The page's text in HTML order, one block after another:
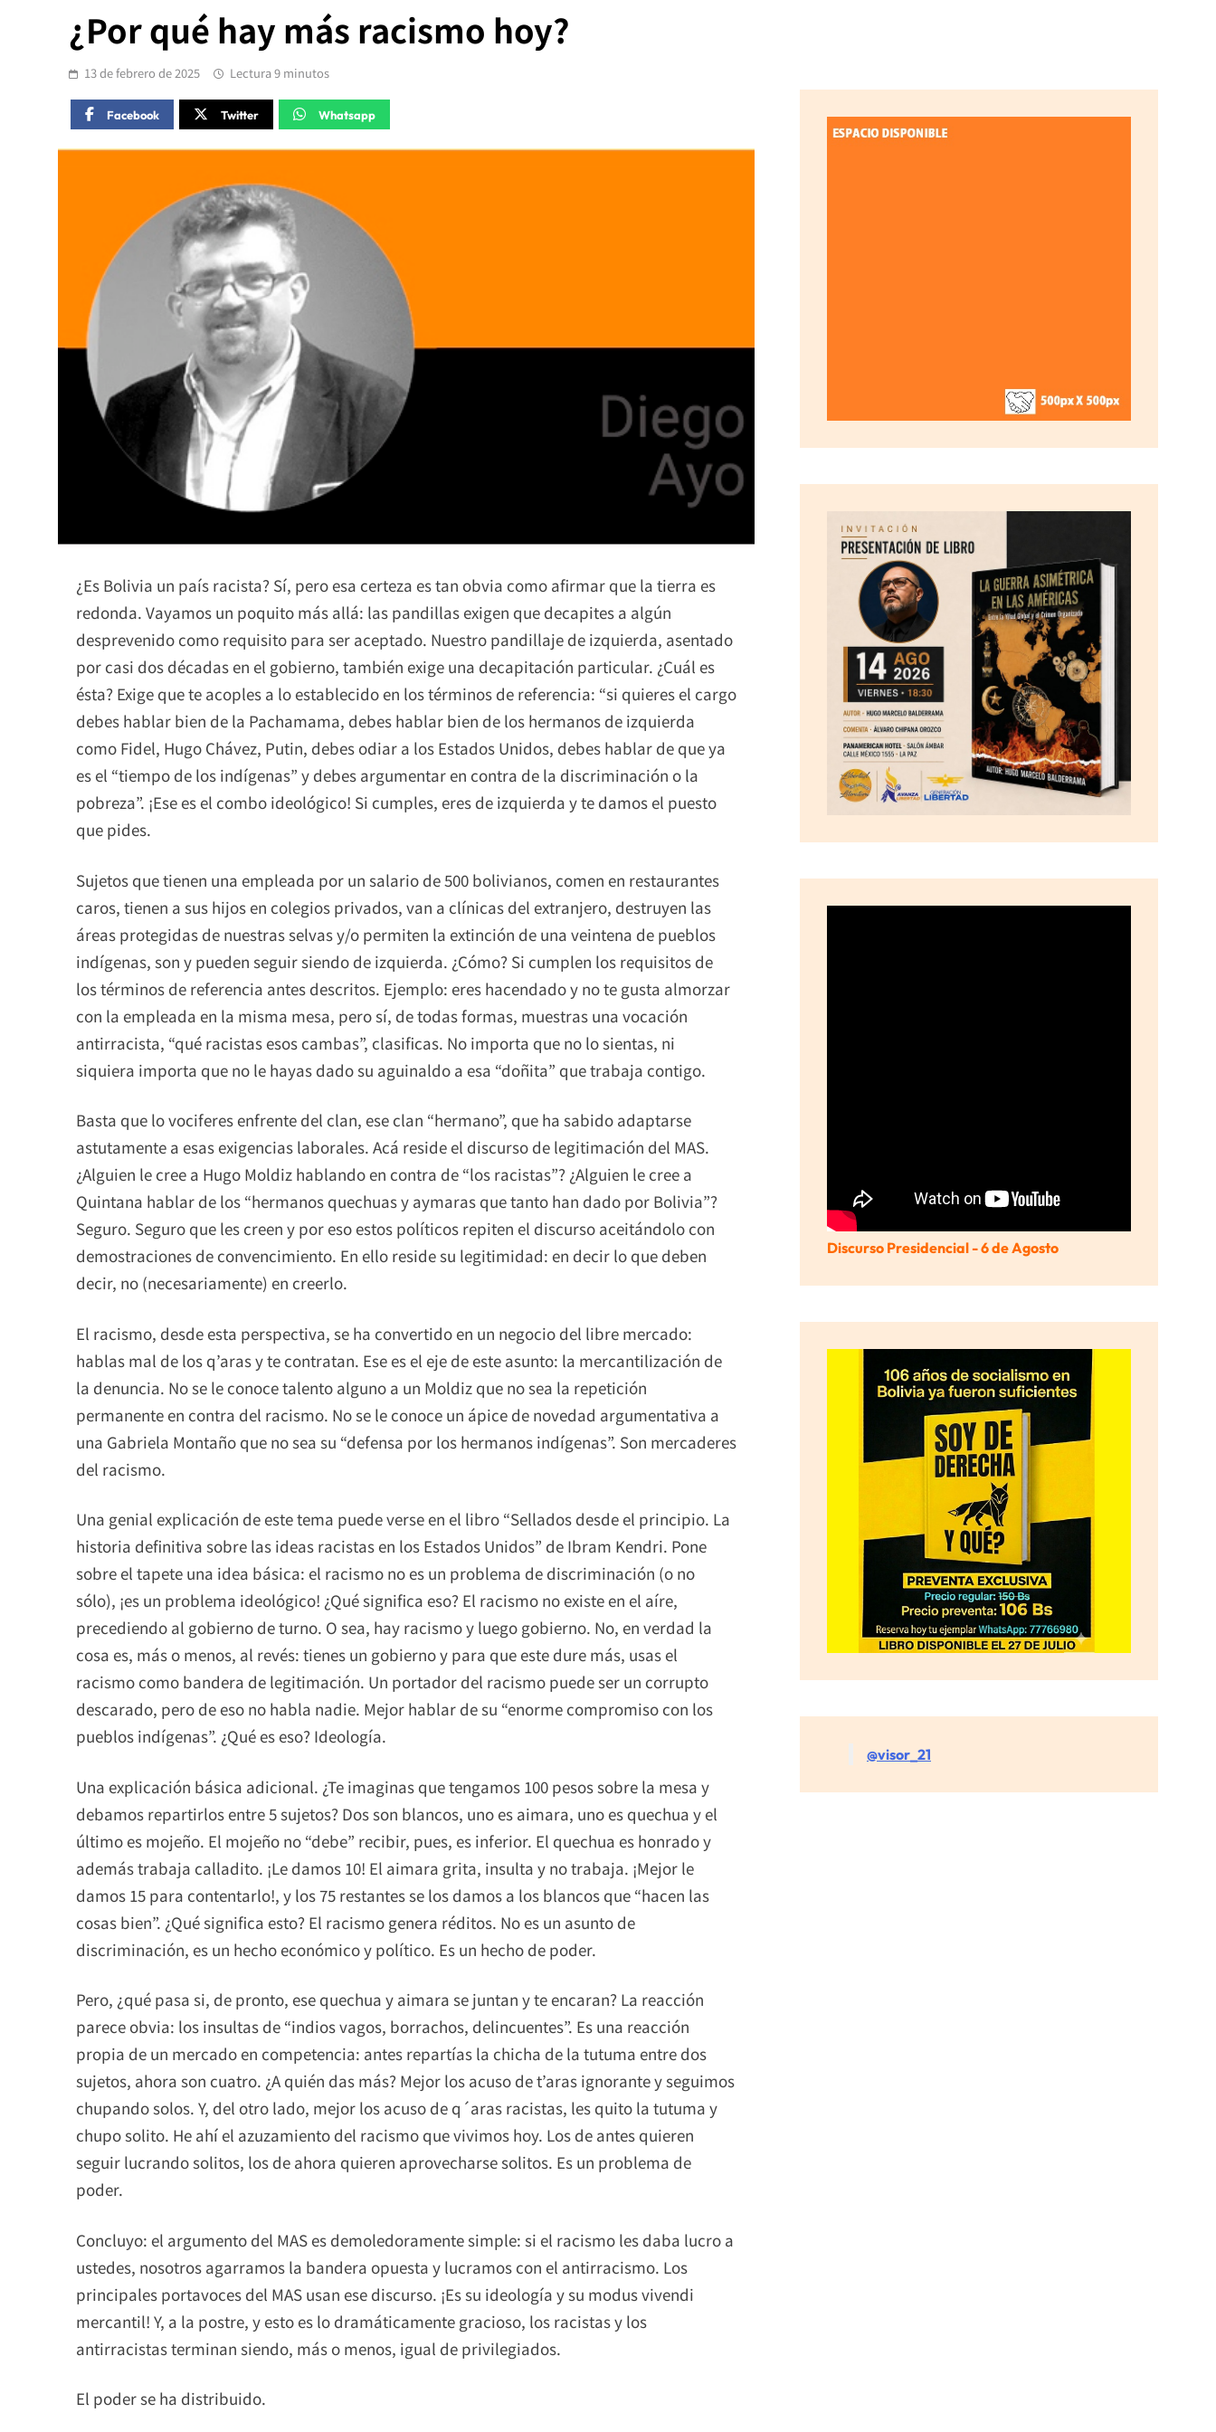
¿Por qué hay más racismo hoy?
13 de febrero de 2025 Lectura 9 minutos
Facebook Twitter Whatsapp
¿Es Bolivia un país racista? Sí, pero esa certeza es tan obvia como afirmar que la tierra es
redonda. Vayamos un poquito más allá: las pandillas exigen que decapites a algún
desprevenido como requisito para ser aceptado. Nuestro pandillaje de izquierda, asentado
por casi dos décadas en el gobierno, también exige una decapitación particular. ¿Cuál es
ésta? Exige que te acoples a lo establecido en los términos de referencia: “si quieres el cargo
debes hablar bien de la Pachamama, debes hablar bien de los hermanos de izquierda
como Fidel, Hugo Chávez, Putin, debes odiar a los Estados Unidos, debes hablar de que ya
es el “tiempo de los indígenas” y debes argumentar en contra de la discriminación o la
pobreza”. ¡Ese es el combo ideológico! Si cumples, eres de izquierda y te damos el puesto
que pides.
Sujetos que tienen una empleada por un salario de 500 bolivianos, comen en restaurantes
caros, tienen a sus hijos en colegios privados, van a clínicas del extranjero, destruyen las
áreas protegidas de nuestras selvas y/o permiten la extinción de una veintena de pueblos
indígenas, son y pueden seguir siendo de izquierda. ¿Cómo? Si cumplen los requisitos de
los términos de referencia antes descritos. Ejemplo: eres hacendado y no te gusta almorzar
con la empleada en la misma mesa, pero sí, de todas formas, muestras una vocación
antirracista, “qué racistas esos cambas”, clasificas. No importa que no lo sientas, ni
siquiera importa que no le hayas dado su aguinaldo a esa “doñita” que trabaja contigo.
Basta que lo vociferes enfrente del clan, ese clan “hermano”, que ha sabido adaptarse
astutamente a esas exigencias laborales. Acá reside el discurso de legitimación del MAS.
¿Alguien le cree a Hugo Moldiz hablando en contra de “los racistas”? ¿Alguien le cree a
Quintana hablar de los “hermanos quechuas y aymaras que tanto han dado por Bolivia”?
Seguro. Seguro que les creen y por eso estos políticos repiten el discurso aceitándolo con
demostraciones de convencimiento. En ello reside su legitimidad: en decir lo que deben
decir, no (necesariamente) en creerlo.
El racismo, desde esta perspectiva, se ha convertido en un negocio del libre mercado:
hablas mal de los q’aras y te contratan. Ese es el eje de este asunto: la mercantilización de
la denuncia. No se le conoce talento alguno a un Moldiz que no sea la repetición
permanente en contra del racismo. No se le conoce un ápice de novedad argumentativa a
una Gabriela Montaño que no sea su “defensa por los hermanos indígenas”. Son mercaderes
del racismo.
Una genial explicación de este tema puede verse en el libro “Sellados desde el principio. La
historia definitiva sobre las ideas racistas en los Estados Unidos” de Ibram Kendri. Pone
sobre el tapete una idea básica: el racismo no es un problema de discriminación (o no
sólo), ¡es un problema ideológico! ¿Qué significa eso? El racismo no existe en el aíre,
precediendo al gobierno de turno. O sea, hay racismo y luego gobierno. No, en verdad la
cosa es, más o menos, al revés: tienes un gobierno y para que este dure más, usas el
racismo como bandera de legitimación. Un portador del racismo puede ser un corrupto
descarado, pero de eso no habla nadie. Mejor hablar de su “enorme compromiso con los
pueblos indígenas”. ¿Qué es eso? Ideología.
Una explicación básica adicional. ¿Te imaginas que tengamos 100 pesos sobre la mesa y
debamos repartirlos entre 5 sujetos? Dos son blancos, uno es aimara, uno es quechua y el
último es mojeño. El mojeño no “debe” recibir, pues, es inferior. El quechua es honrado y
además trabaja calladito. ¡Le damos 10! El aimara grita, insulta y no trabaja. ¡Mejor le
damos 15 para contentarlo!, y los 75 restantes se los damos a los blancos que “hacen las
cosas bien”. ¿Qué significa esto? El racismo genera réditos. No es un asunto de
discriminación, es un hecho económico y político. Es un hecho de poder.
Pero, ¿qué pasa si, de pronto, ese quechua y aimara se juntan y te encaran? La reacción
parece obvia: los insultas de “indios vagos, borrachos, delincuentes”. Es una reacción
propia de un mercado en competencia: antes repartías la chicha de la tutuma entre dos
sujetos, ahora son cuatro. ¿A quién das más? Mejor los acuso de t’aras ignorante y seguimos
chupando solos. Y, del otro lado, mejor los acuso de q´aras racistas, les quito la tutuma y
chupo solito. He ahí el azuzamiento del racismo que vivimos hoy. Los de antes quieren
seguir lucrando solitos, los de ahora quieren aprovecharse solitos. Es un problema de
poder.
Concluyo: el argumento del MAS es demoledoramente simple: si el racismo les daba lucro a
ustedes, nosotros agarramos la bandera opuesta y lucramos con el antirracismo. Los
principales portavoces del MAS usan ese discurso. ¡Es su ideología y su modus vivendi
mercantil! Y, a la postre, y esto es lo dramáticamente gracioso, los racistas y los
antirracistas terminan siendo, más o menos, igual de privilegiados.
El poder se ha distribuido.
Discurso Presidencial - 6 de Agosto
@visor_21